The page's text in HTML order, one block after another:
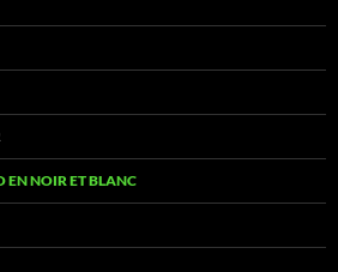
EN NOIR ET BLANC